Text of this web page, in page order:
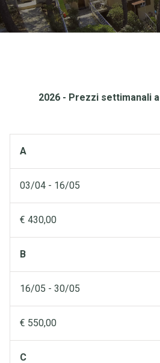
2026 - Prezzi settimanali
A
03/04 - 16/05
€ 430,00
B
16/05 - 30/05
€ 550,00
C